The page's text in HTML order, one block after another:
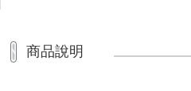
商品說明